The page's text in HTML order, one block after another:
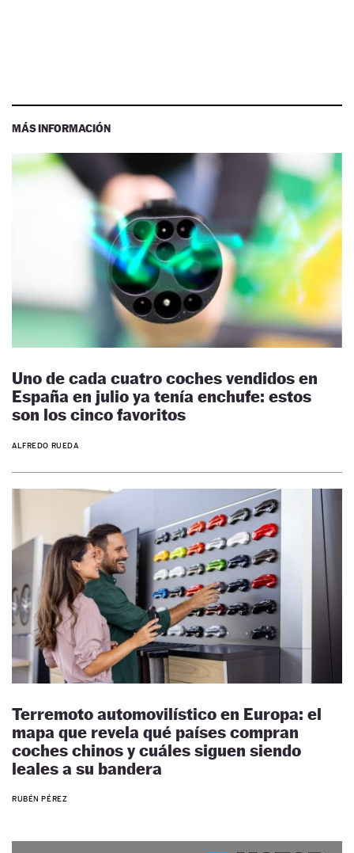
MÁS INFORMACIÓN
Uno de cada cuatro coches vendidos en
España en julio ya tenía enchufe: estos
son los cinco favoritos
ALFREDO RUEDA
Terremoto automovilístico en Europa: el
mapa que revela qué países compran
coches chinos y cuáles siguen siendo
leales a su bandera
RUBÉN PÉREZ